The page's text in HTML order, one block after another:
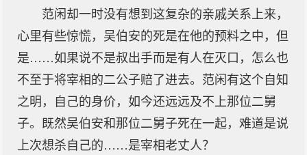
范闲却一时没有想到这复杂的亲戚关系上来，
心里有些惊慌，吴伯安的死是在他的预料之中，但
是……如果说不是叔出手而是有人在灭口，怎么也
不至于将宰相的二公子赔了进去。范闲有这个自知
之明，自己的身价，如今还远远及不上那位二舅
子。既然吴伯安和那位二舅子死在一起，难道是说
上次想杀自己的……是宰相老丈人？